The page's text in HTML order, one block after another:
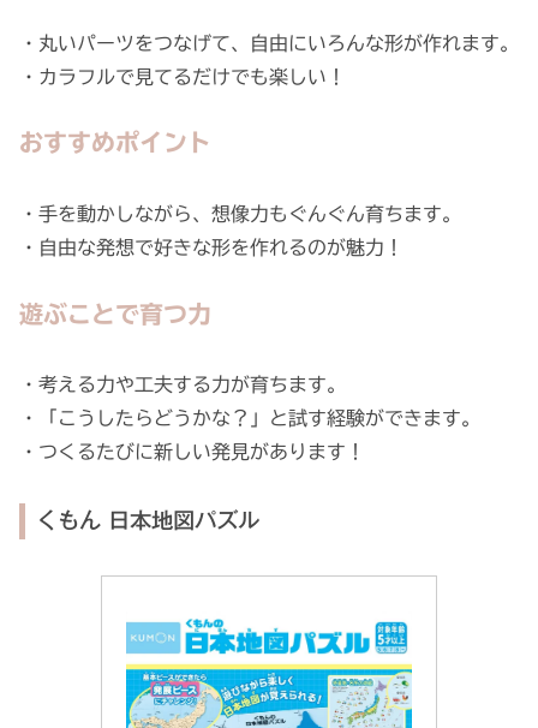
・丸いパーツをつなげて、自由にいろんな形が作れます。
・カラフルで見てるだけでも楽しい！
おすすめポイント
・手を動かしながら、想像力もぐんぐん育ちます。
・自由な発想で好きな形を作れるのが魅力！
遊ぶことで育つ力
・考える力や工夫する力が育ちます。
・「こうしたらどうかな？」と試す経験ができます。
・つくるたびに新しい発見があります！
くもん 日本地図パズル